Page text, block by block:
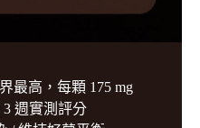
最高，每顆 175 mg
週實測評分